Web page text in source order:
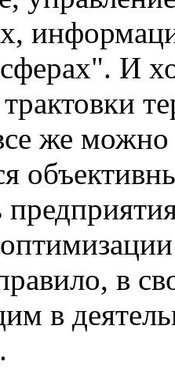
И
же
в
в